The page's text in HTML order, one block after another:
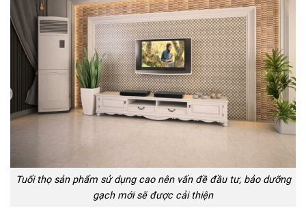
Tuổi thọ sản phẩm sử dụng cao nên vấn đề đầu tư, bảo dưỡng
gạch mới sẽ được cải thiện